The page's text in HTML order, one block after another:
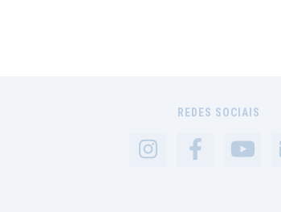
REDES SOCIAIS